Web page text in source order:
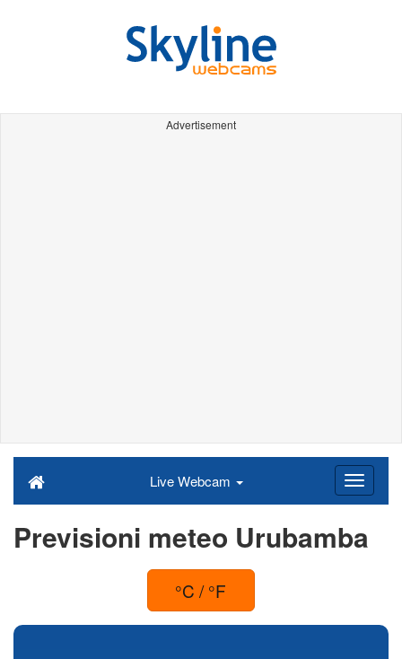
Advertisement
Live Webcam
Previsioni meteo Urubamba
°C / °F